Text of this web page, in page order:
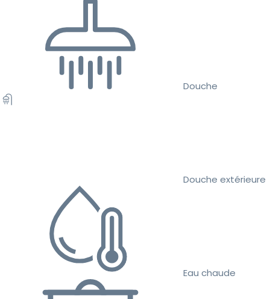
Douche
Douche extérieure
Eau chaude